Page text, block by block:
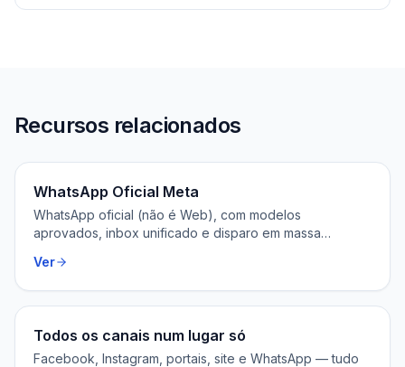
Recursos relacionados
WhatsApp Oficial Meta
WhatsApp oficial (não é Web), com modelos
aprovados, inbox unificado e disparo em massa
Ver
Todos os canais num lugar só
Facebook, Instagram, portais, site e WhatsApp — tudo